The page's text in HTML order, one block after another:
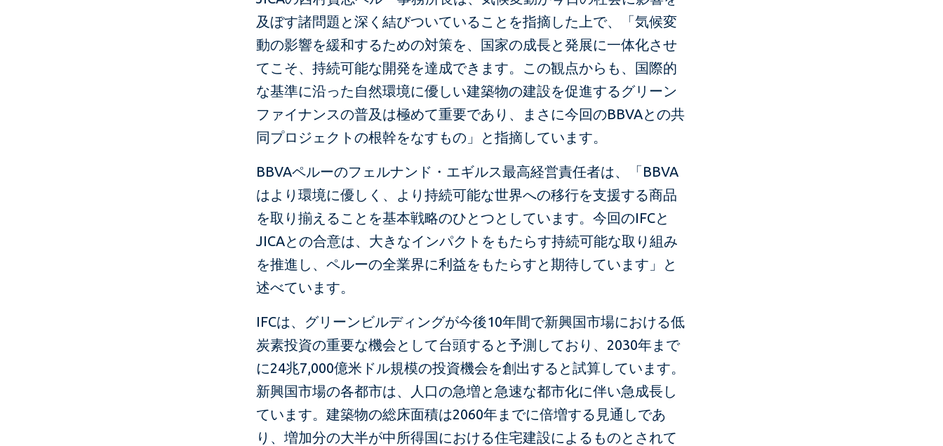
及ぼす諸問題と深く結びついていることを指摘した上で、「気候変
動の影響を緩和するための対策を、国家の成長と発展に一体化させ
てこそ、持続可能な開発を達成できます。この観点からも、国際的
な基準に沿った自然環境に優しい建築物の建設を促進するグリーン
ファイナンスの普及は極めて重要であり、まさに今回のBBVAとの共
同プロジェクトの根幹をなすもの」と指摘しています。
BBVAペルーのフェルナンド・エギルス最高経営責任者は、「BBVA
はより環境に優しく、より持続可能な世界への移行を支援する商品
を取り揃えることを基本戦略のひとつとしています。今回のIFCと
JICAとの合意は、大きなインパクトをもたらす持続可能な取り組み
を推進し、ペルーの全業界に利益をもたらすと期待しています」と
述べています。
IFCは、グリーンビルディングが今後10年間で新興国市場における低
炭素投資の重要な機会として台頭すると予測しており、2030年まで
に24兆7,000億米ドル規模の投資機会を創出すると試算しています。
新興国市場の各都市は、人口の急増と急速な都市化に伴い急成長し
ています。建築物の総床面積は2060年までに倍増する見通しであ
り、増加分の大半が中所得国における住宅建設によるものとされて